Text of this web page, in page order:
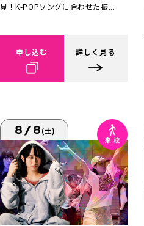
見！K-POPソングに合わせた振...
申し込む 詳しく見る
8/8(土)